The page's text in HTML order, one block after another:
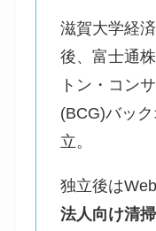
滋賀大学経
後、富士通
トン・コン
(BCG)バッ
立。
独立後は
法人向け清